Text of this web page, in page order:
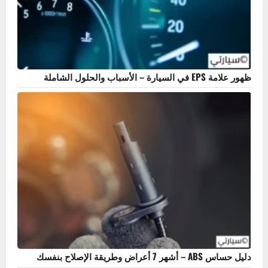
ما هو سلندر السيارة؟ أهميته، أنواعه، وعلامات تلفه
ظهور علامة EPS في السيارة – الأسباب والحلول الشاملة